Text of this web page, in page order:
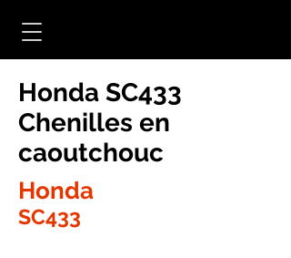
Honda SC433
Chenilles en
caoutchouc
Honda
SC433